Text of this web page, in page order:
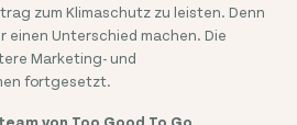
zum Klimaschutz zu leisten. Denn
einen Unterschied machen. Die
Marketing- und
fortgesetzt.
von Too Good To Go